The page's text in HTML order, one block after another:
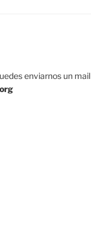
enviarnos un mail